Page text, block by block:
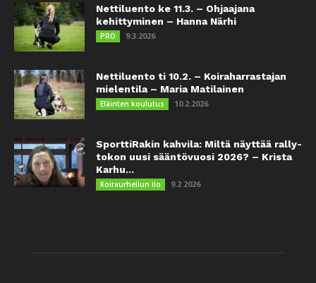
Nettiluento ke 11.3. – Ohjaajana
kehittyminen – Hanna Närhi
PRO 9.3.2026
Nettiluento ti 10.2. – Koiraharrastajan
mielentila – Maria Matilainen
Eläinten koulutus 10.2.2026
SporttiRakin kahvila: Miltä näyttää rally-
tokon uusi sääntövuosi 2026? – Krista
Karhu...
Koiraurheilun ilo 9.2.2026